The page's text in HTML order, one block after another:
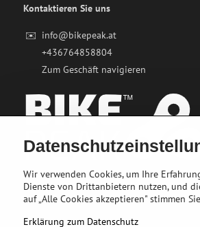
Kontaktieren Sie uns
✉️ info@bikepeak.at
+436764858804
Zum Geschäft navigieren
Wir verwenden Cookies, um Ihre
Dienste von Drittanbietern nutzen, und
auf „Alle Cookies akzeptieren" stimmen
Erklärung zum Datenschutz